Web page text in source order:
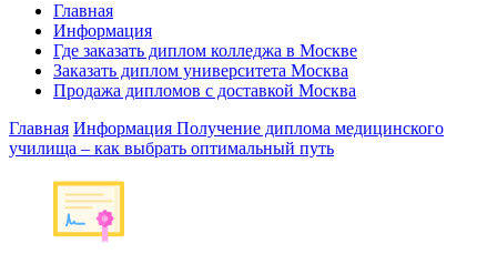
Главная
Информация
Где заказать диплом колледжа в Москве
Заказать диплом университета Москва
Продажа дипломов с доставкой Москва
Главная Информация Получение диплома медицинского
училища – как выбрать оптимальный путь